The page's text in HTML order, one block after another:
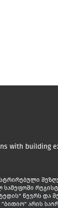
with building
სამეფოში
წევრს და
არის